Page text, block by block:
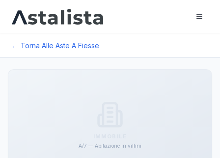
← Torna Alle Aste A Fiesse
A/7 — Abitazione in villini